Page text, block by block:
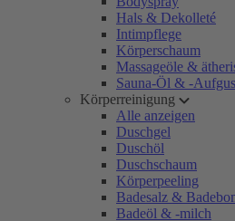
Hals & Dekolleté
Intimpflege
Körperschaum
Massageöle &
Sauna-Öl & -
Körperreinigung
Alle anzeigen
Duschgel
Duschöl
Duschschaum
Körperpeeling
Badesalz &
Badeöl & -milch